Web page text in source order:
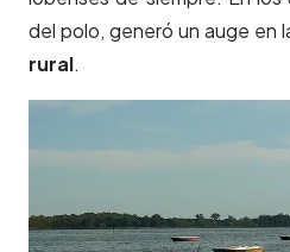
del polo, generó un auge en
rural.